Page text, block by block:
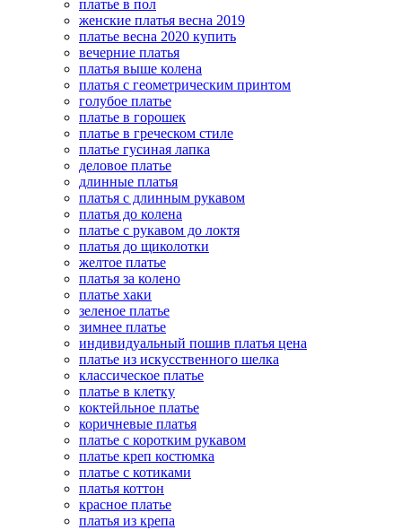
платье в пол
женские платья весна 2019
платье весна 2020 купить
вечерние платья
платья выше колена
платья с геометрическим принтом
голубое платье
платье в горошек
платье в греческом стиле
платье гусиная лапка
деловое платье
длинные платья
платья с длинным рукавом
платья до колена
платье с рукавом до локтя
платья до щиколотки
желтое платье
платья за колено
платье хаки
зеленое платье
зимнее платье
индивидуальный пошив платья цена
платье из искусственного шелка
классическое платье
платье в клетку
коктейльное платье
коричневые платья
платье с коротким рукавом
платье креп костюмка
платье с котиками
платья коттон
красное платье
платья из крепа